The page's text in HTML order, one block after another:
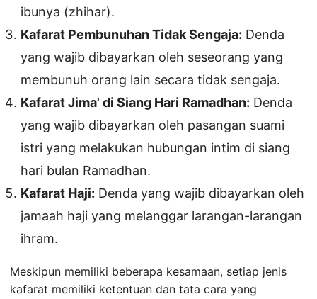
ibunya (zhihar).
Kafarat Pembunuhan Tidak Sengaja: Denda
yang wajib dibayarkan oleh seseorang yang
membunuh orang lain secara tidak sengaja.
Kafarat Jima' di Siang Hari Ramadhan: Denda
yang wajib dibayarkan oleh pasangan suami
istri yang melakukan hubungan intim di siang
hari bulan Ramadhan.
Kafarat Haji: Denda yang wajib dibayarkan oleh
jamaah haji yang melanggar larangan-larangan
ihram.
Meskipun memiliki beberapa kesamaan, setiap jenis
kafarat memiliki ketentuan dan tata cara yang